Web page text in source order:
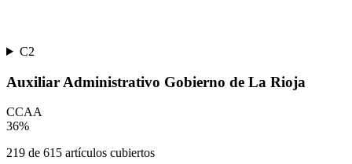
C2
Auxiliar Administrativo Gobierno de La Rioja
CCAA
36%
219 de 615 artículos cubiertos